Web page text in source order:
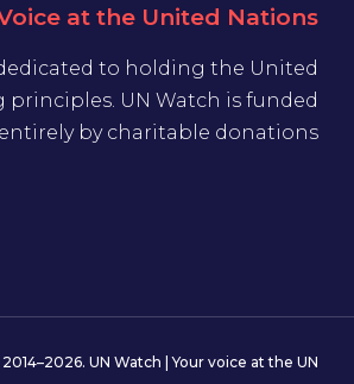
at the United Nations
to holding the United
UN Watch is funded
entirely by charitable donations
UN Watch | Your voice at the UN.